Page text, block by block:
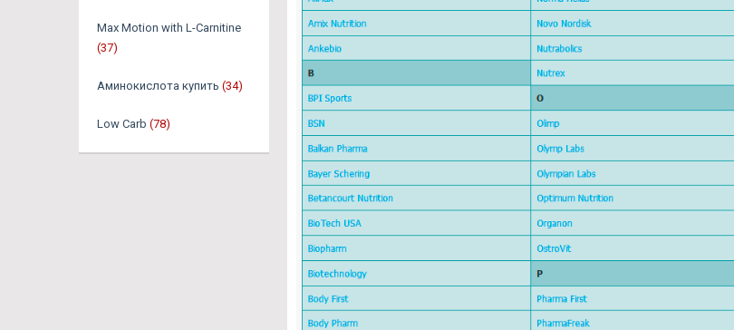
Max Motion with L-Carnitine
(37)
Аминокислота купить (34)
Low Carb (78)